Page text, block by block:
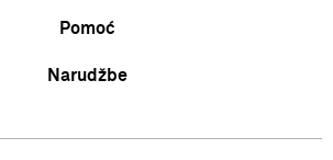
Žene
Djeca
O nama
Zaposlenje
Pomoć
Uvjeti korištenja i prodaje
Narudžbe